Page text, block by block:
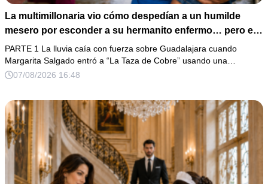
La multimillonaria vio cómo despedían a un humilde
mesero por esconder a su hermanito enfermo… pero el
verdadero escándalo estaba a punto de estallar.
PARTE 1 La lluvia caía con fuerza sobre Guadalajara cuando
Margarita Salgado entró a “La Taza de Cobre” usando una…
07/08/2026 16:48